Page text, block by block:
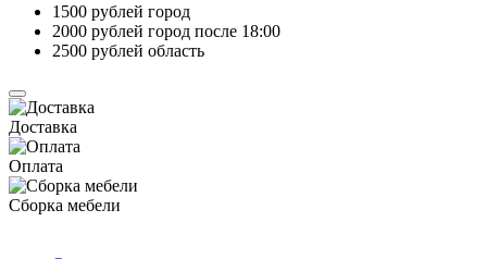
1500 рублей город
2000 рублей город после 18:00
2500 рублей область
Доставка
Оплата
Сборка мебели